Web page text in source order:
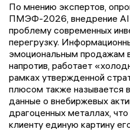
По мнению экспертов,
ПМЭФ-2026, внедрение AI-
проблему современных
перегрузку.
эмоциональным продажам
напротив, работает
рамках утвержденной
плюсом также называется
данные о внебиржевых
драгоценных металлах,
клиенту единую картину